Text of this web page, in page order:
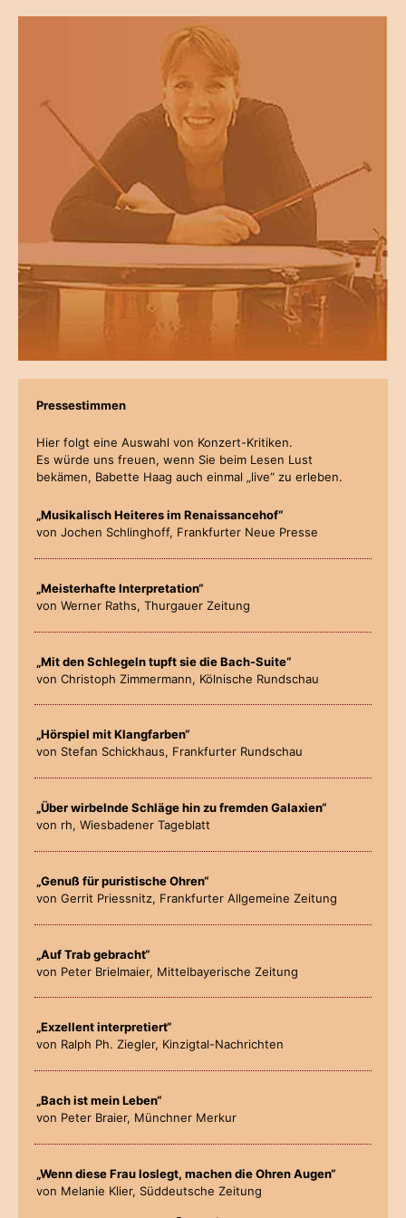
Pressestimmen
Hier folgt eine Auswahl von Konzert-Kritiken.
Es würde uns freuen, wenn Sie beim Lesen Lust
bekämen, Babette Haag auch einmal „live“ zu erleben.
„Musikalisch Heiteres im Renaissancehof“
von Jochen Schlinghoff, Frankfurter Neue Presse
„Meisterhafte Interpretation“
von Werner Raths, Thurgauer Zeitung
„Mit den Schlegeln tupft sie die Bach-Suite“
von Christoph Zimmermann, Kölnische Rundschau
„Hörspiel mit Klangfarben“
von Stefan Schickhaus, Frankfurter Rundschau
„Über wirbelnde Schläge hin zu fremden Galaxien“
von rh, Wiesbadener Tageblatt
„Genuß für puristische Ohren“
von Gerrit Priessnitz, Frankfurter Allgemeine Zeitung
„Auf Trab gebracht“
von Peter Brielmaier, Mittelbayerische Zeitung
„Exzellent interpretiert“
von Ralph Ph. Ziegler, Kinzigtal-Nachrichten
„Bach ist mein Leben“
von Peter Braier, Münchner Merkur
„Wenn diese Frau loslegt, machen die Ohren Augen“
von Melanie Klier, Süddeutsche Zeitung